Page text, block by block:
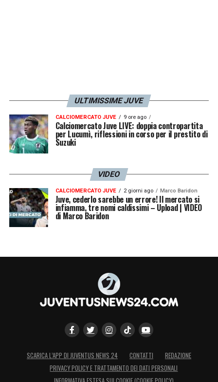
ULTIMISSIME JUVE
CALCIOMERCATO JUVE 9 ore ago
Calciomercato Juve LIVE: doppia contropartita
per Lucumì, riflessioni in corso per il prestito di
Suzuki
VIDEO
CALCIOMERCATO JUVE 2 giorni ago Marco Baridon
Juve, cederlo sarebbe un errore! Il mercato si
infiamma, tre nomi caldissimi – Upload | VIDEO
di Marco Baridon
SCARICA L’APP DI JUVENTUS NEWS 24 CONTATTI
REDAZIONE
PRIVACY POLICY E TRATTAMENTO DEI DATI PERSONALI